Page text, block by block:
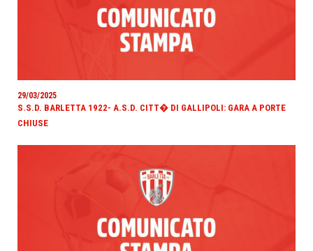
29/03/2025
S.S.D. BARLETTA 1922- A.S.D. CITT� DI GALLIPOLI: GARA A PORTE
CHIUSE